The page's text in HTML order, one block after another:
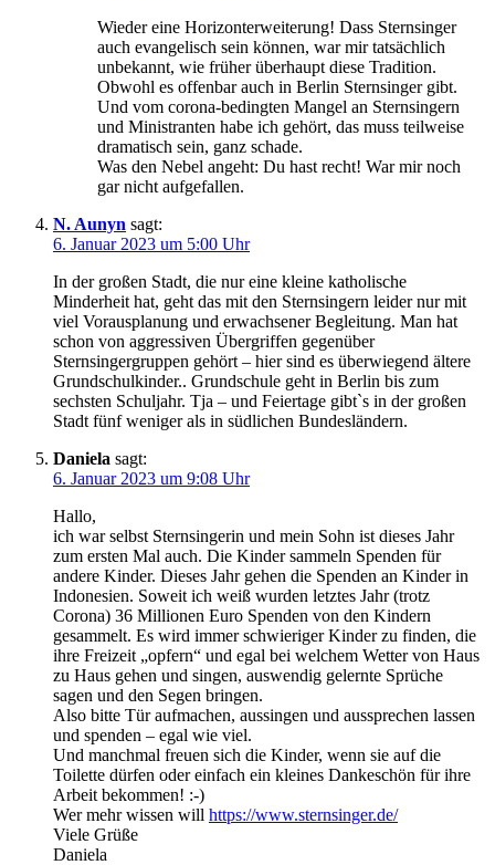
Wieder eine Horizonterweiterung! Dass Sternsinger
auch evangelisch sein können, war mir tatsächlich
unbekannt, wie früher überhaupt diese Tradition.
Obwohl es offenbar auch in Berlin Sternsinger gibt.
Und vom corona-bedingten Mangel an Sternsingern
und Ministranten habe ich gehört, das muss teilweise
dramatisch sein, ganz schade.
Was den Nebel angeht: Du hast recht! War mir noch
gar nicht aufgefallen.
N. Aunyn sagt:
6. Januar 2023 um 5:00 Uhr
In der großen Stadt, die nur eine kleine katholische
Minderheit hat, geht das mit den Sternsingern leider nur mit
viel Vorausplanung und erwachsener Begleitung. Man hat
schon von aggressiven Übergriffen gegenüber
Sternsingergruppen gehört – hier sind es überwiegend ältere
Grundschulkinder.. Grundschule geht in Berlin bis zum
sechsten Schuljahr. Tja – und Feiertage gibt`s in der großen
Stadt fünf weniger als in südlichen Bundesländern.
Daniela sagt:
6. Januar 2023 um 9:08 Uhr
Hallo,
ich war selbst Sternsingerin und mein Sohn ist dieses Jahr
zum ersten Mal auch. Die Kinder sammeln Spenden für
andere Kinder. Dieses Jahr gehen die Spenden an Kinder in
Indonesien. Soweit ich weiß wurden letztes Jahr (trotz
Corona) 36 Millionen Euro Spenden von den Kindern
gesammelt. Es wird immer schwieriger Kinder zu finden, die
ihre Freizeit „opfern“ und egal bei welchem Wetter von Haus
zu Haus gehen und singen, auswendig gelernte Sprüche
sagen und den Segen bringen.
Also bitte Tür aufmachen, aussingen und aussprechen lassen
und spenden – egal wie viel.
Und manchmal freuen sich die Kinder, wenn sie auf die
Toilette dürfen oder einfach ein kleines Dankeschön für ihre
Arbeit bekommen! :-)
Wer mehr wissen will https://www.sternsinger.de/
Viele Grüße
Daniela